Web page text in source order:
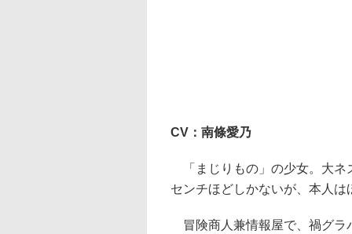
CV：南條愛乃
「まじりもの」の少女。大ネ
センチほどしかないが、本人
冒険商人兼情報屋で、禍グラ